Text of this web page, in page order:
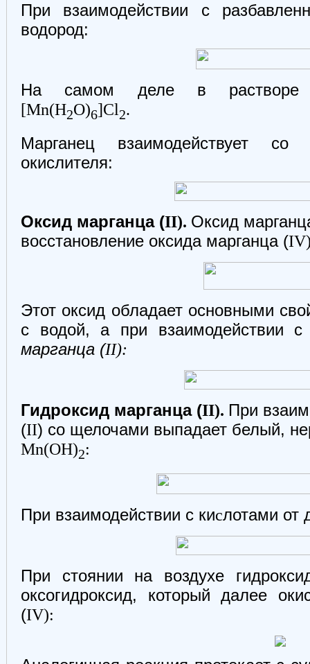
При взаимодействии с
водород:
На самом деле в растворе
[Mn(H2O)6]Cl2.
Марганец взаимодействует
окислителя:
Оксид марганца (II). Оксид
восстановление оксида марганца (
Этот оксид обладает основными
с водой, а при взаимодействии
марганца (II):
Гидроксид марганца (II). При
(II) со щелочами выпадает белый,
Mn(OH)2:
При взаимодействии с киcлотами от
При стоянии на воздухе
оксогидроксид, который далее
(IV):